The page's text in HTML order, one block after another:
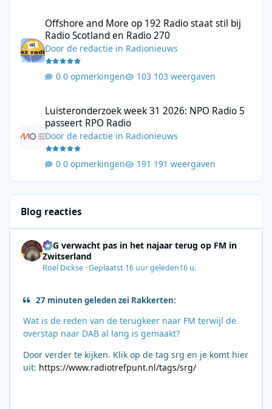
Offshore and More op 192 Radio staat stil bij
Radio Scotland en Radio 270
Doorde redactie in Radionieuws
0 opmerkingen 103 weergaven
Luisteronderzoek week 31 2026: NPO Radio 5
passeert RPO Radio
Doorde redactie in Radionieuws
0 opmerkingen 191 weergaven
Blog reacties
SRG verwacht pas in het najaar terug op FM in
Zwitserland
Roel Dickse ·Geplaatst 16 uur geleden16 u.
27 minuten geleden zei Rakkerten:
Wat is de reden van de terugkeer naar FM terwijl de
overstap naar DAB al lang is gemaakt?
Door verder te kijken. Klik op de tag srg en je komt hier
uit: https://www.radiotrefpunt.nl/tags/srg/